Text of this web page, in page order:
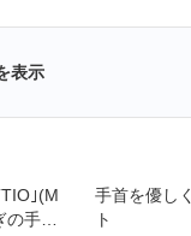
表示
｣(M
手､
手首を優し
ト